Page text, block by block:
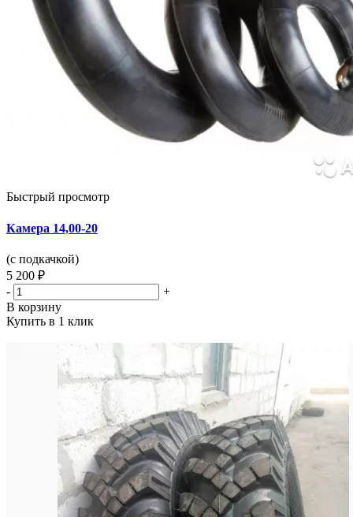
Быстрый просмотр
Камера 14,00-20
(с подкачкой)
5 200 ₽
-
+
В корзину
Купить в 1 клик